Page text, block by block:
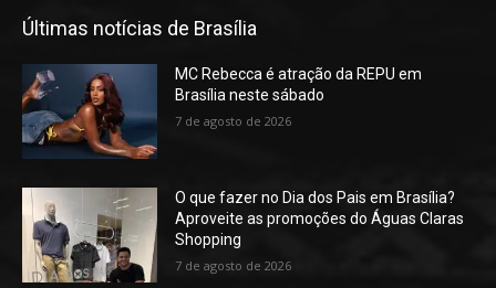
Últimas notícias de Brasília
MC Rebecca é atração da REPU em
Brasília neste sábado
7 de agosto de 2026
O que fazer no Dia dos Pais em Brasília?
Aproveite as promoções do Águas Claras
Shopping
7 de agosto de 2026